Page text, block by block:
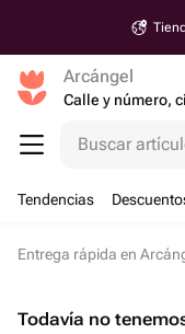
Arcángel
Calle y número,
Buscar
Tendencias
Entrega rápida en
Todavía no